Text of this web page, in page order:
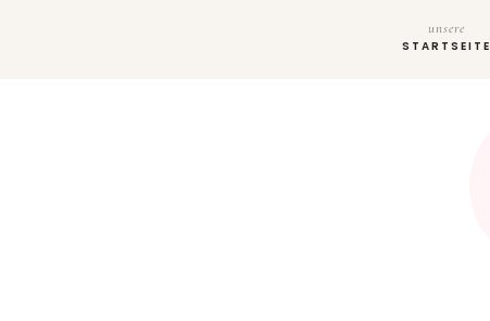
unsere
STARTSEITE